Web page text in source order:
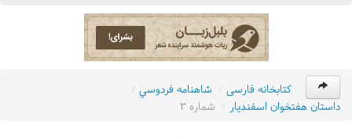
کتابخانه فارسی / شاهنامه فردوسي /
داستان هفتخوان اسفنديار / شماره ٣